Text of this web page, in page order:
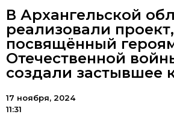
В Архангельской
реализовали проект,
посвящённый
Отечественной
создали застывшее
17 ноября, 2024
11:31